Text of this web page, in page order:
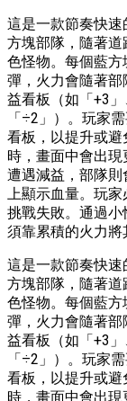
這是一款節奏快
方塊部隊，隨著
色怪物。每個藍
彈，火力會隨著
益看板（如「+3
「÷2」）。玩家
看板，以提升或
時，畫面中會出
遭遇減益，部隊
上顯示血量。玩
挑戰失敗。通過
須靠累積的火力將
這是一款節奏快
方塊部隊，隨著
色怪物。每個藍
彈，火力會隨著
益看板（如「+3
「÷2」）。玩家
看板，以提升或
時，畫面中會出